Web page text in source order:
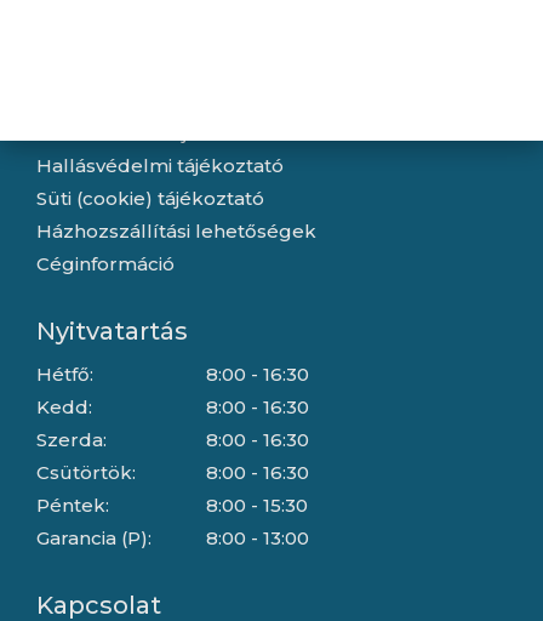
Hallásvédelmi tájékoztató
Süti (cookie) tájékoztató
Házhozszállítási lehetőségek
Céginformáció
Nyitvatartás
Hétfő:
Kedd:
Szerda:
Csütörtök:
Péntek:
Garancia (P):
8:00 - 16:30
8:00 - 16:30
8:00 - 16:30
8:00 - 16:30
8:00 - 15:30
8:00 - 13:00
Kapcsolat